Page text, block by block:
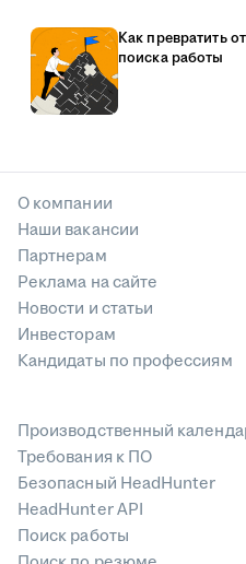
Как превратить
поиска работы
О компании
Наши вакансии
Партнерам
Реклама на сайте
Новости и статьи
Инвесторам
Кандидаты по профессиям
Производственный
Требования к ПО
Безопасный HeadHunter
HeadHunter API
Поиск работы